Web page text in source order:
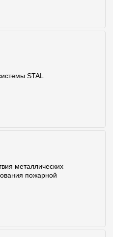
STAL
металлических
пожарной